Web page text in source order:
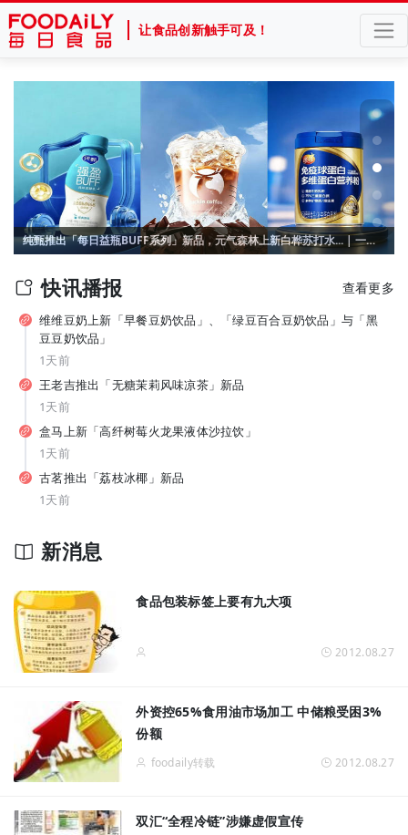
让食品创新触手可及！
纯甄推出「每日益瓶BUFF系列」新品，元气森林上新白桦苏打水... | 一周热闻
从7-11、朴朴到丰e，蒙牛要借运动饮料“杀”入渠道新战场？
快讯播报 查看更多
维维豆奶上新「早餐豆奶饮品」、「绿豆百合豆奶饮品」与「黑
豆豆奶饮品」
1天前
王老吉推出「无糖茉莉风味凉茶」新品
1天前
盒马上新「高纤树莓火龙果液体沙拉饮」
1天前
古茗推出「荔枝冰椰」新品
1天前
新消息
食品包装标签上要有九大项
2012.08.27
外资控65%食用油市场加工 中储粮受困3%
份额
foodaily转载 2012.08.27
双汇“全程冷链”涉嫌虚假宣传